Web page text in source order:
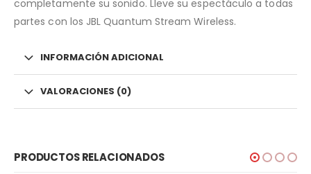
completamente su sonido. Lleve su espectáculo a todas
partes con los JBL Quantum Stream Wireless.
INFORMACIÓN ADICIONAL
VALORACIONES (0)
PRODUCTOS RELACIONADOS